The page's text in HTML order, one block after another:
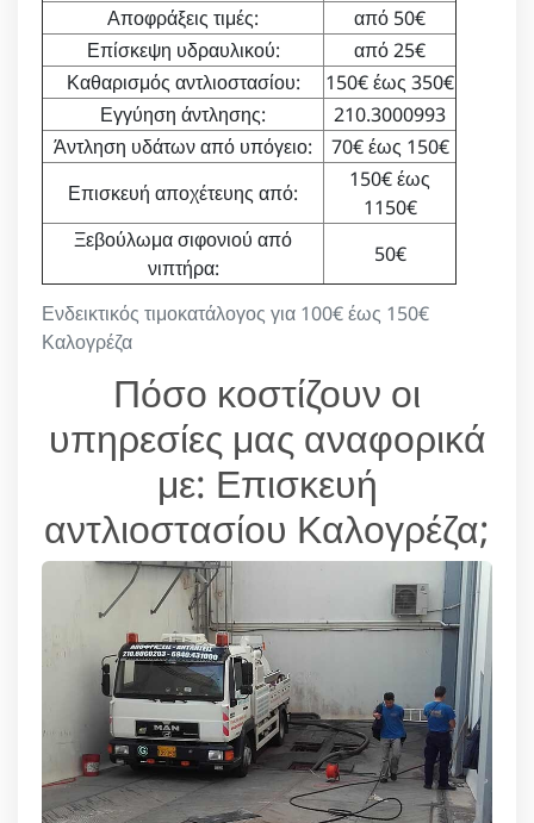
Ενδεικτικός τιμοκατάλογος για 100€ έως 150€
Καλογρέζα
Αποφράξεις τιμές:
από 50€
Επίσκεψη υδραυλικού:
από 25€
Καθαρισμός αντλιοστασίου:
150€ έως 350€
Εγγύηση άντλησης:
210.3000993
Άντληση υδάτων από υπόγειο:
70€ έως 150€
Επισκευή αποχέτευης από:
150€ έως
1150€
Ξεβούλωμα σιφονιού από
νιπτήρα:
50€
Πόσο κοστίζουν οι
υπηρεσίες μας αναφορικά
με: Επισκευή
αντλιοστασίου Καλογρέζα;